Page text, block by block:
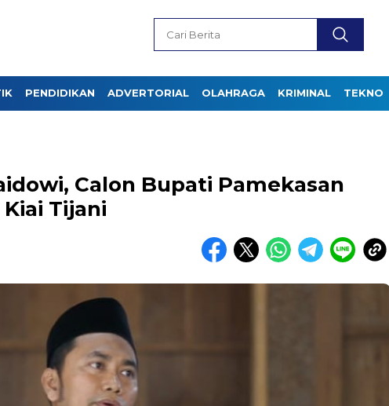
PENDIDIKAN ADVERTORIAL OLAHRAGA KRIMINAL TEKNO
Calon Bupati Pamekasan
Tijani